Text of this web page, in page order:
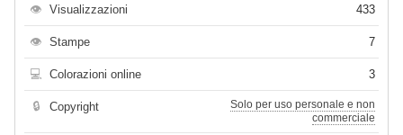
👁 Visualizzazioni 433
👁 Stampe 7
💻 Colorazioni online 3
🔒 Copyright
Solo per uso personale e non
commerciale